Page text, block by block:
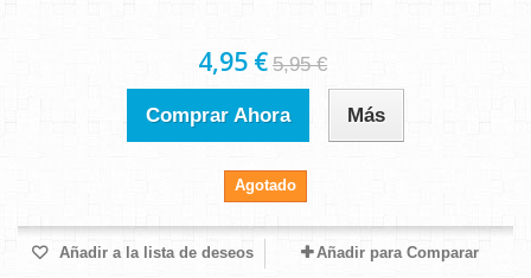
4,95 € 5,95 €
Comprar Ahora Más
Agotado
Añadir a la lista de deseos Añadir para Comparar